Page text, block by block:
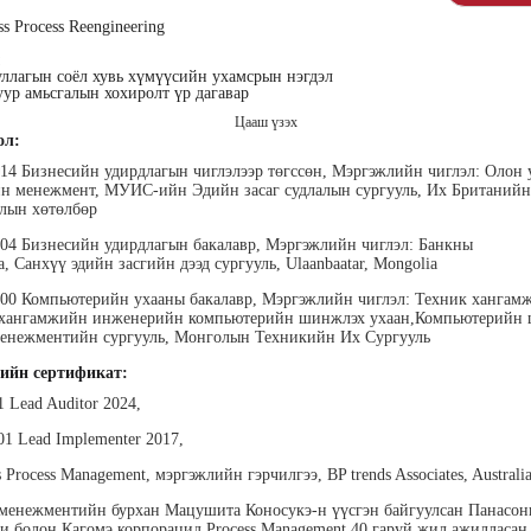
Process Reengineering
соёл хувь хүмүүсийн ухамсрын нэгдэл
амьсгалын хохиролт үр дагавар
Цааш үзэх
Бизнесийн удирдлагын чиглэлээр төгссөн, Мэргэжлийн чиглэл: Олон
менежмент, МУИС-ийн Эдийн засаг судлалын сургууль, Их
хөтөлбөр
Бизнесийн удирдлагын бакалавр, Мэргэжлийн чиглэл: Банкны
Санхүү эдийн засгийн дээд сургууль, Ulaanbaatar, Mongolia
Компьютерийн ухааны бакалавр, Мэргэжлийн чиглэл: Техник
инженерийн компьютерийн шинжлэх ухаан,Компьютерийн
сургууль, Монголын Техникийн Их Сургууль
сертификат:
Lead Auditor 2024,
Lead Implementer 2017,
Process Management, мэргэжлийн гэрчилгээ, BP trends Associates,
бурхан Мацушита Коносукэ-н үүсгэн байгуулсан
Алтан-Авдар Ирээдүй
Эрдэмтэн Сурагчдын
Хөгжлийн Институтийн
тэргүүн (үүсгэн байгуулагч)
Тогтох Оюундарь
Нийслэлийн Засаг даргын
Тамгын Газар, Хүний
ТББ-
Зүрх
Ганболд Тод-Эрдэнэ
Портал ХХК
Маркетингийн албаны
МСНЭ-